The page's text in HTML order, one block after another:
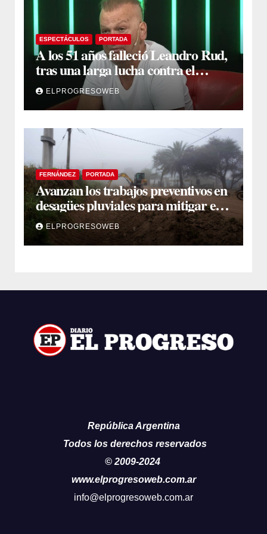
ESPECTÁCULOS PORTADA
A los 51 años falleció Leandro Rud,
tras una larga lucha contra el
cáncer
ELPROGRESOWEB
FERNÁNDEZ PORTADA
Avanzan los trabajos preventivos en
desagües pluviales para mitigar el
impacto de la temporada de lluvias
ELPROGRESOWEB
República Argentina
Todos los derechos reservados
© 2009-2024
www.elprogresoweb.com.ar
info@elprogresoweb.com.ar